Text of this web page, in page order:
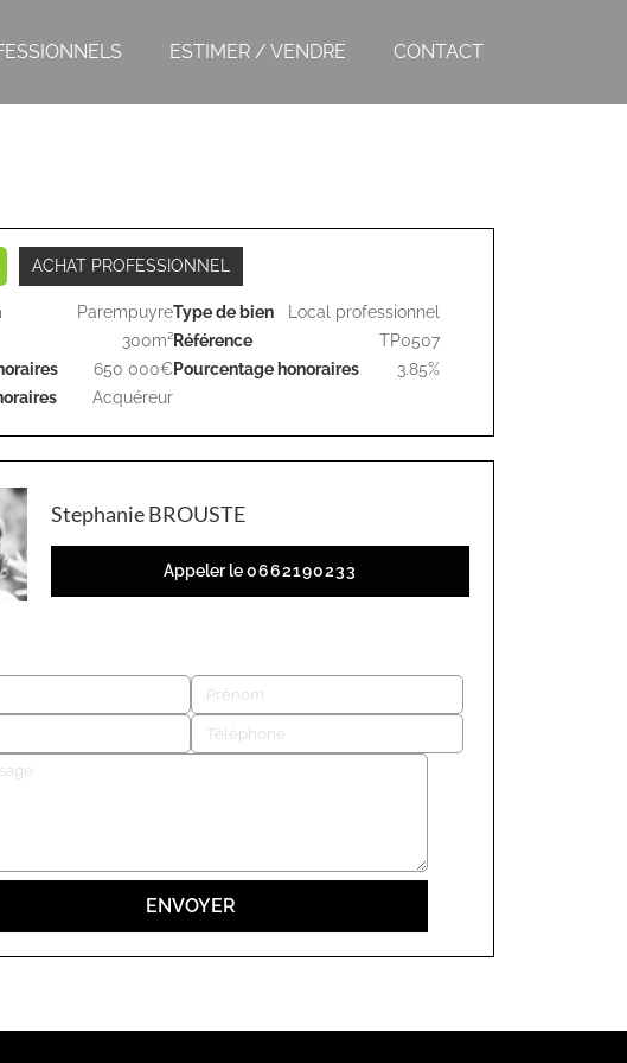
ESTIMER / VENDRE CONTACT
ACHAT PROFESSIONNEL
ParempuyreType de bien
Local professionnel
300m²Référence
TP0507
650 000€Pourcentage honoraires
3.85%
Acquéreur
Stephanie BROUSTE
Appeler le0662190233